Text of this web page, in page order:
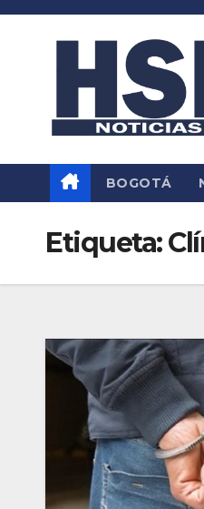
Saltar
BOGOTÁ
Etiqueta: